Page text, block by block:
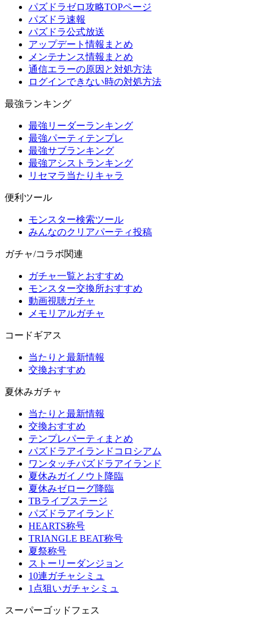
パズドラゼロ攻略TOPページ
パズドラ速報
パズドラ公式放送
アップデート情報まとめ
メンテナンス情報まとめ
通信エラーの原因と対処方法
ログインできない時の対処方法
最強ランキング
最強リーダーランキング
最強パーティテンプレ
最強サブランキング
最強アシストランキング
リセマラ当たりキャラ
便利ツール
モンスター検索ツール
みんなのクリアパーティ投稿
ガチャ/コラボ関連
ガチャ一覧とおすすめ
モンスター交換所おすすめ
動画視聴ガチャ
メモリアルガチャ
コードギアス
当たりと最新情報
交換おすすめ
夏休みガチャ
当たりと最新情報
交換おすすめ
テンプレパーティまとめ
パズドラアイランドコロシアム
ワンタッチパズドラアイランド
夏休みガイノウト降臨
夏休みゼローグ降臨
TBライブステージ
パズドラアイランド
HEARTS称号
TRIANGLE BEAT称号
夏祭称号
ストーリーダンジョン
10連ガチャシミュ
1点狙いガチャシミュ
スーパーゴッドフェス